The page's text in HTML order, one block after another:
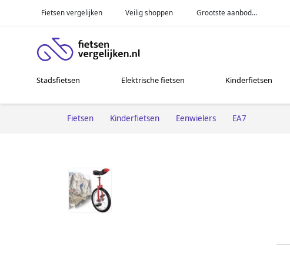
Fietsen vergelijken Veilig shoppen Grootste aanbod...
Stadsfietsen Elektrische fietsen Kinderfietsen
Fietsen Kinderfietsen Eenwielers EA7